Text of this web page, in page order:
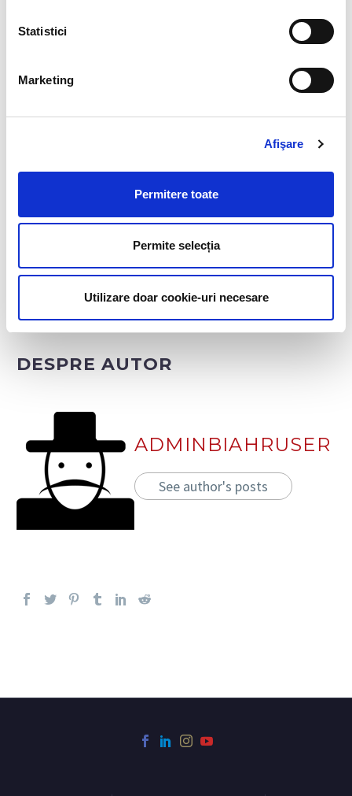
Statistici
Marketing
Afişare
Permitere toate
Permite selecția
Utilizare doar cookie-uri necesare
DESPRE AUTOR
ADMINBIAHRUSER
See author's posts